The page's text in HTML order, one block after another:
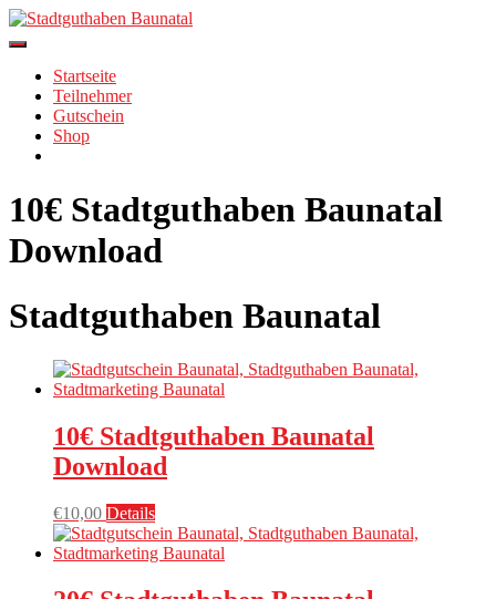
Skip
to
Startseite
Teilnehmer
Gutschein
Shop
10€ Stadtguthaben Baunatal
Download
Stadtguthaben Baunatal
10€ Stadtguthaben Baunatal
Download
€10,00 Details